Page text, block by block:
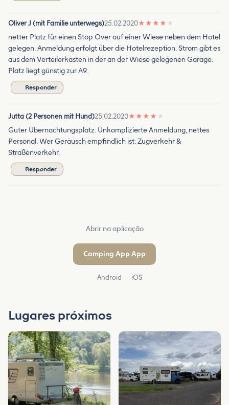
Oliver J (mit Familie unterwegs)25.02.2020★ ★ ★ ★ ★
netter Platz für einen Stop Over auf einer Wiese neben dem Hotel
gelegen. Anmeldung erfolgt über die Hotelrezeption. Strom gibt es
aus dem Verteilerkasten in der an der Wiese gelegenen Garage.
Platz liegt günstig zur A9.
Responder
Jutta (2 Personen mit Hund)25.02.2020★ ★ ★ ★ ★
Guter Übernachtungsplatz. Unkomplizierte Anmeldung, nettes
Personal. Wer Geräusch empfindlich ist: Zugverkehr &
Straßenverkehr.
Responder
Abrir na aplicação
Camping App App
Android iOS
Lugares próximos